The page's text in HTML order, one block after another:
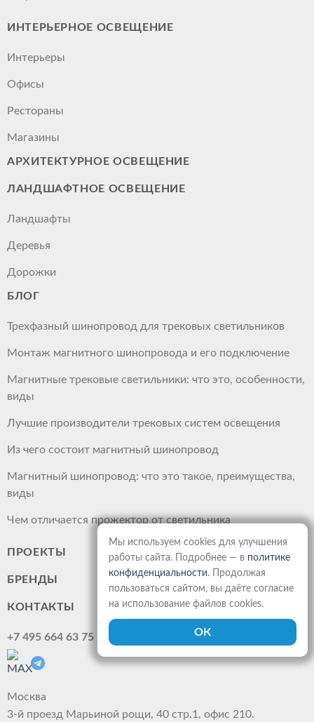
ИНТЕРЬЕРНОЕ ОСВЕЩЕНИЕ
Интерьеры
Офисы
Рестораны
Магазины
АРХИТЕКТУРНОЕ ОСВЕЩЕНИЕ
ЛАНДШАФТНОЕ ОСВЕЩЕНИЕ
Ландшафты
Деревья
Дорожки
БЛОГ
Трехфазный шинопровод для трековых светильников
Монтаж магнитного шинопровода и его подключение
Магнитные трековые светильники: что это, особенности,
виды
Лучшие производители трековых систем освещения
Из чего состоит магнитный шинопровод
Магнитный шинопровод: что это такое, преимущества,
виды
Чем отличается прожектор от светильника
ПРОЕКТЫ
БРЕНДЫ
КОНТАКТЫ
+7 495 664 63 75
Москва
3-й проезд Марьиной рощи, 40 стр.1, офис 210.
Мы используем cookies для улучшения
работы сайта. Подробнее — в политике
конфиденциальности. Продолжая
пользоваться сайтом, вы даёте согласие
на использование файлов cookies.